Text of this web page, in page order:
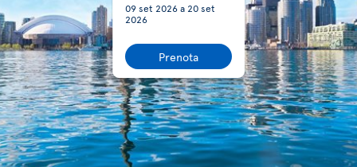
09 set 2026a 20 set
2026
Prenota